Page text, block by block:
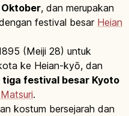
Oktober, dan merupakan
festival besar Heian
(Meiji 28) untuk
ke Heian-kyō, dan
tiga festival besar Kyoto
.
kostum bersejarah dan